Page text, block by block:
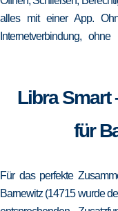
alles mit einer App.
Internetverbindung,
Libra Smart
für
Für das perfekte
Barnewitz (14715 wurde